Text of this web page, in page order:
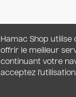
Hamac Shop utilise
offrir le meilleur
continuant votre
acceptez l'utilisation.